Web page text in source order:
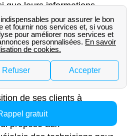
que leurs informations
nom et prénom). Il est
se connecter via
Home
?
de ses clients à
Home Services. Il
propose aux
gratuit